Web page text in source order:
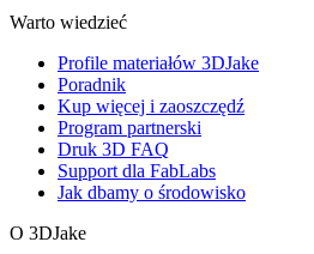
Warto wiedzieć
Profile materiałów 3DJake
Poradnik
Kup więcej i zaoszczędź
Program partnerski
Druk 3D FAQ
Support dla FabLabs
Jak dbamy o środowisko
O 3DJake